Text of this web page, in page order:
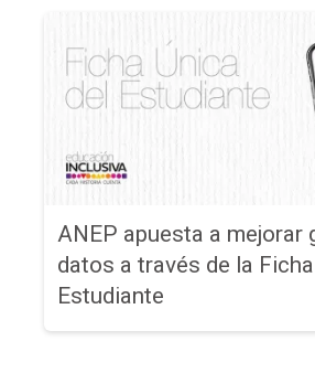
ANEP apuesta a mejorar
datos a través de la
Estudiante